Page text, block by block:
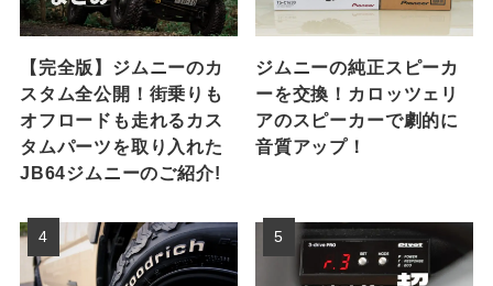
【完全版】ジムニーのカ
スタム全公開！街乗りも
オフロードも走れるカス
タムパーツを取り入れた
JB64ジムニーのご紹介!
ジムニーの純正スピーカ
ーを交換！カロッツェリ
アのスピーカーで劇的に
音質アップ！